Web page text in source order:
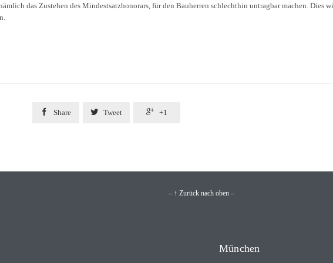
das Zustehen des Mindestsatzhonorars, für den Bauherren schlechthin untragbar machen. Dies
 Share  Tweet  +1
– ↑ Zurück nach oben –
München